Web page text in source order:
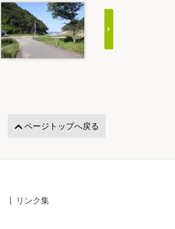
ページトップへ戻る
リンク集